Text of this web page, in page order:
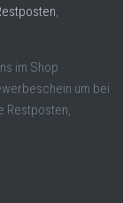
,
im Shop
um bei
Restposten,